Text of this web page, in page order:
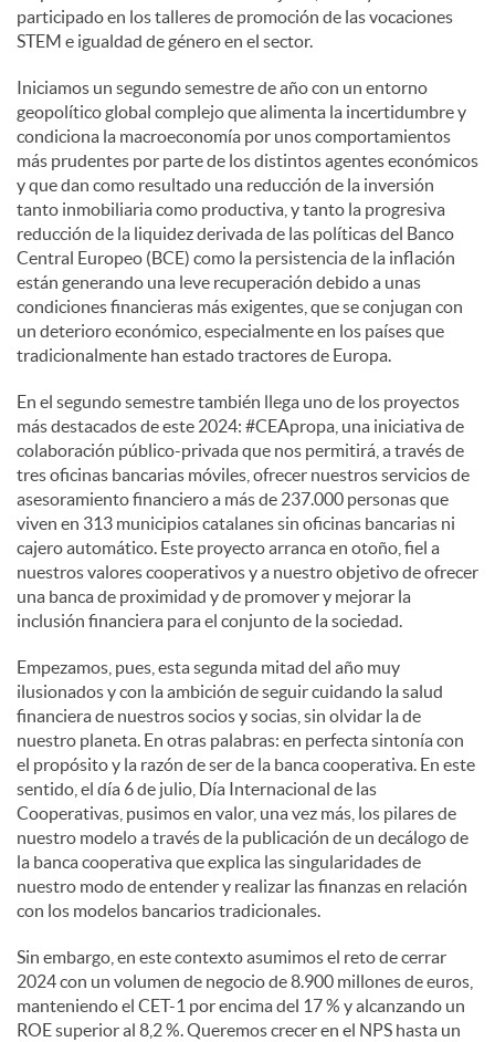
participado en los talleres de promoción de las vocaciones
STEM e igualdad de género en el sector.
Iniciamos un segundo semestre de año con un entorno
geopolítico global complejo que alimenta la incertidumbre y
condiciona la macroeconomía por unos comportamientos
más prudentes por parte de los distintos agentes económicos
y que dan como resultado una reducción de la inversión
tanto inmobiliaria como productiva, y tanto la progresiva
reducción de la liquidez derivada de las políticas del Banco
Central Europeo (BCE) como la persistencia de la inflación
están generando una leve recuperación debido a unas
condiciones financieras más exigentes, que se conjugan con
un deterioro económico, especialmente en los países que
tradicionalmente han estado tractores de Europa.
En el segundo semestre también llega uno de los proyectos
más destacados de este 2024: #CEApropa, una iniciativa de
colaboración público-privada que nos permitirá, a través de
tres oficinas bancarias móviles, ofrecer nuestros servicios de
asesoramiento financiero a más de 237.000 personas que
viven en 313 municipios catalanes sin oficinas bancarias ni
cajero automático. Este proyecto arranca en otoño, fiel a
nuestros valores cooperativos y a nuestro objetivo de ofrecer
una banca de proximidad y de promover y mejorar la
inclusión financiera para el conjunto de la sociedad.
Empezamos, pues, esta segunda mitad del año muy
ilusionados y con la ambición de seguir cuidando la salud
financiera de nuestros socios y socias, sin olvidar la de
nuestro planeta. En otras palabras: en perfecta sintonía con
el propósito y la razón de ser de la banca cooperativa. En este
sentido, el día 6 de julio, Día Internacional de las
Cooperativas, pusimos en valor, una vez más, los pilares de
nuestro modelo a través de la publicación de un decálogo de
la banca cooperativa que explica las singularidades de
nuestro modo de entender y realizar las finanzas en relación
con los modelos bancarios tradicionales.
Sin embargo, en este contexto asumimos el reto de cerrar
2024 con un volumen de negocio de 8.900 millones de euros,
manteniendo el CET-1 por encima del 17 % y alcanzando un
ROE superior al 8,2 %. Queremos crecer en el NPS hasta un